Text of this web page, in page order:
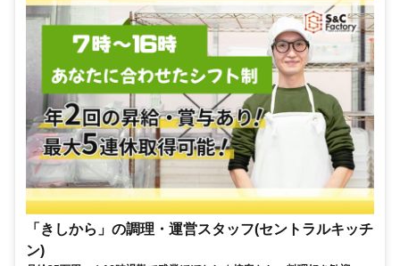
「きしから」の調理・運営スタッフ(セントラルキッチ
ン)